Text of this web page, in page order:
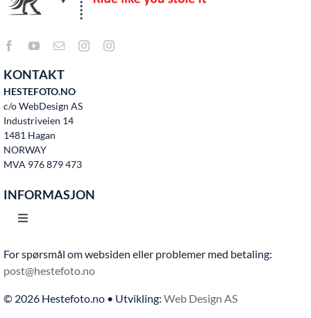
KONTAKT
HESTEFOTO.NO
c/o WebDesign AS
Industriveien 14
1481 Hagan
NORWAY
MVA 976 879 473
INFORMASJON
Toggle
Hjem
Bruksvilkår
For spørsmål om websiden eller problemer med betaling:
post@hestefoto.no
© 2026 Hestefoto.no • Utvikling: Web Design AS